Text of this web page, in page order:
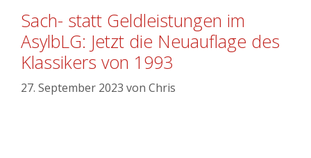
Sach- statt Geldleistungen im
AsylbLG: Jetzt die Neuauflage des
Klassikers von 1993
27. September 2023 von Chris